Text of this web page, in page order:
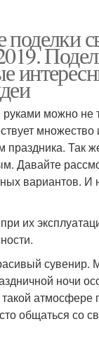
поделки
можно не
праздника. Так
Давайте
вариантов. И
их
сувенир.
ночи
атмосфере
общаться со